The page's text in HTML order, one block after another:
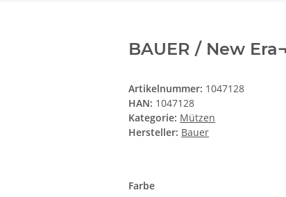
BAUER / New
Artikelnummer: 1047128
HAN: 1047128
Kategorie: Mützen
Hersteller: Bauer
Farbe